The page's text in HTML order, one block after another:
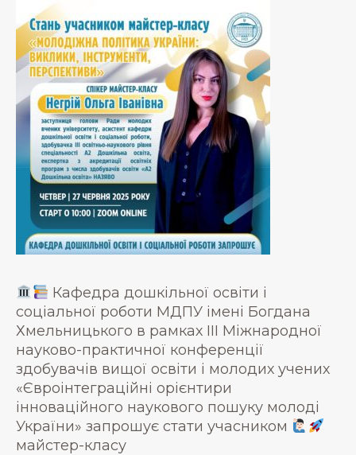
Кафедра дошкільної освіти і
соціальної роботи МДПУ імені Богдана
Хмельницького в рамках IІI Міжнародної
науково-практичної конференції
здобувачів вищої освіти і молодих учених
«Євроінтеграційні орієнтири
інноваційного наукового пошуку молоді
України» запрошує стати учасником
майстер-класу